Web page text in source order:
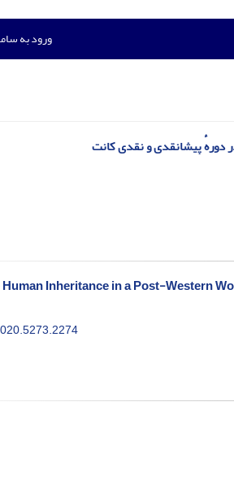
ورود به
دورهٔ پیشانقدی و نقدی کانت
Inheritance in a Post-Western